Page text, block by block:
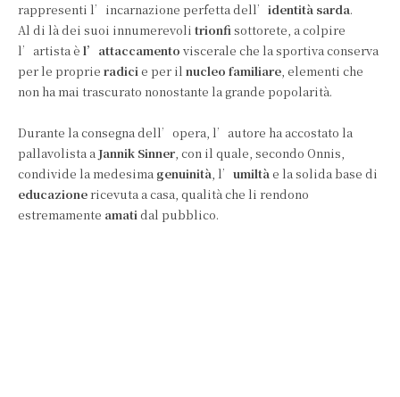
rappresenti l’incarnazione perfetta dell’ identità sarda.
Al di là dei suoi innumerevoli trionfisottorete, a colpire
l’artista è l’attaccamento viscerale che la sportiva conserva
per le proprie radicie per il nucleo familiare, elementi che
non ha mai trascurato nonostante la grande popolarità.
Durante la consegna dell’opera, l’autore ha accostato la
pallavolista aJannik Sinner, con il quale, secondo Onnis,
condivide la medesima genuinità, l’ umiltàe la solida base di
educazionericevuta a casa, qualità che li rendono
estremamente amatidal pubblico.